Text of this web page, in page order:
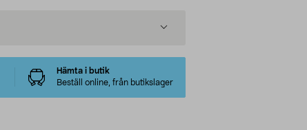
Hämta i butik
Beställ online, från butikslager